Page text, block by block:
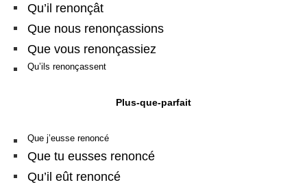
Qu’il renonçât
Que nous renonçassions
Que vous renonçassiez
Qu’ils renonçassent
Plus-que-parfait
Que j’eusse renoncé
Que tu eusses renoncé
Qu’il eût renoncé